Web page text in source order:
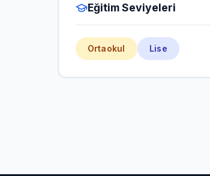
Eğitim Seviyeleri
Ortaokul Lise